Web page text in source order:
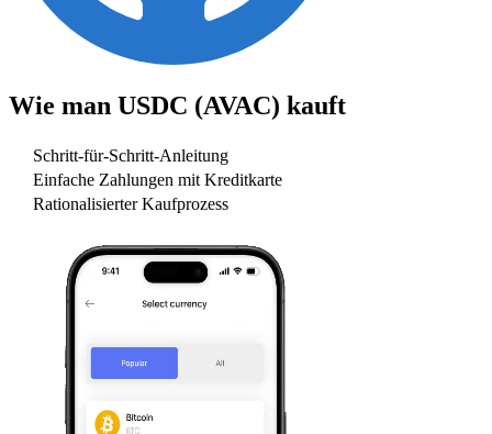
Wie man USDC (AVAC) kauft
Schritt-für-Schritt-Anleitung
Einfache Zahlungen mit Kreditkarte
Rationalisierter Kaufprozess